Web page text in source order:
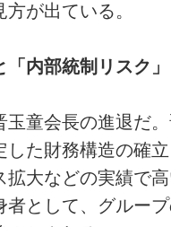
が出ている。
内部統制リスク」
玉童会長の進退だ
した財務構造の確
拡大などの実績で
者として、グルー